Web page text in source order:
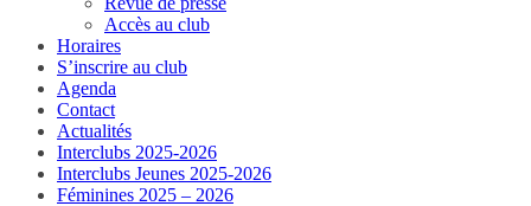
Accès au club
Horaires
S’inscrire au club
Agenda
Contact
Actualités
Interclubs 2025-2026
Interclubs Jeunes 2025-2026
Féminines 2025 – 2026